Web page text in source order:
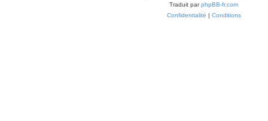
Traduit parphpBB-fr.com
Confidentialité | Conditions